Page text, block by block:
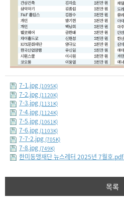
7-1.jpg (1095K)
7-2.jpg (1120K)
7-3.jpg (1131K)
7-4.jpg (1124K)
7-5.jpg (1061K)
7-6.jpg (1103K)
7-7-2.jpg (705K)
7-8.jpg (749K)
한미동맹재단 뉴스레터 2025년 7월호.pdf
목록